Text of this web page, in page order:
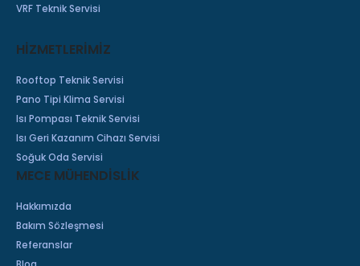
VRF Teknik Servisi
HİZMETLERİMİZ
Rooftop Teknik Servisi
Pano Tipi Klima Servisi
Isı Pompası Teknik Servisi
Isı Geri Kazanım Cihazı Servisi
Soğuk Oda Servisi
MECE MÜHENDİSLİK
Hakkımızda
Bakım Sözleşmesi
Referanslar